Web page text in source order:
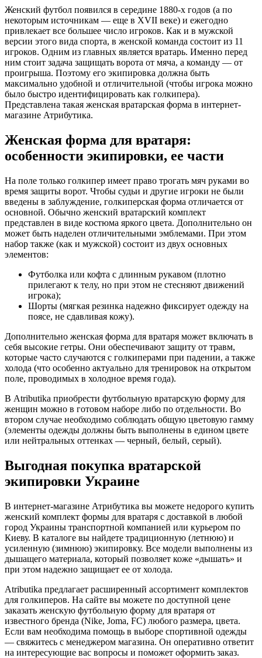
Женский футбол появился в середине 1880-х годов (а по
некоторым источникам — еще в XVII веке) и ежегодно
привлекает все большее число игроков. Как и в мужской
версии этого вида спорта, в женской команда состоит из 11
игроков. Одним из главных является вратарь. Именно перед
ним стоит задача защищать ворота от мяча, а команду — от
проигрыша. Поэтому его экипировка должна быть
максимально удобной и отличительной (чтобы игрока можно
было быстро идентифицировать как голкипера).
Представлена такая женская вратарская форма в интернет-
магазине Атрибутика.
Женская форма для вратаря:
особенности экипировки, ее части
На поле только голкипер имеет право трогать мяч руками во
время защиты ворот. Чтобы судьи и другие игроки не были
введены в заблуждение, голкиперская форма отличается от
основной. Обычно женский вратарский комплект
представлен в виде костюма яркого цвета. Дополнительно он
может быть наделен отличительными эмблемами. При этом
набор также (как и мужской) состоит из двух основных
элементов:
Футболка или кофта с длинным рукавом (плотно
прилегают к телу, но при этом не стесняют движений
игрока);
Шорты (мягкая резинка надежно фиксирует одежду на
поясе, не сдавливая кожу).
Дополнительно женская форма для вратаря может включать в
себя высокие гетры. Они обеспечивают защиту от травм,
которые часто случаются с голкиперами при падении, а также
холода (что особенно актуально для тренировок на открытом
поле, проводимых в холодное время года).
В Atributika приобрести футбольную вратарскую форму для
женщин можно в готовом наборе либо по отдельности. Во
втором случае необходимо соблюдать общую цветовую гамму
(элементы одежды должны быть выполнены в едином цвете
или нейтральных оттенках — черный, белый, серый).
Выгодная покупка вратарской
экипировки Украине
В интернет-магазине Атрибутика вы можете недорого купить
женский комплект формы для вратаря с доставкой в любой
город Украины транспортной компанией или курьером по
Киеву. В каталоге вы найдете традиционную (летнюю) и
усиленную (зимнюю) экипировку. Все модели выполнены из
дышащего материала, который позволяет коже «дышать» и
при этом надежно защищает ее от холода.
Atributika предлагает расширенный ассортимент комплектов
для голкиперов. На сайте вы можете по доступной цене
заказать женскую футбольную форму для вратаря от
известного бренда (Nike, Joma, FC) любого размера, цвета.
Если вам необходима помощь в выборе спортивной одежды
— свяжитесь с менеджером магазина. Он оперативно ответит
на интересующие вас вопросы и поможет оформить заказ.